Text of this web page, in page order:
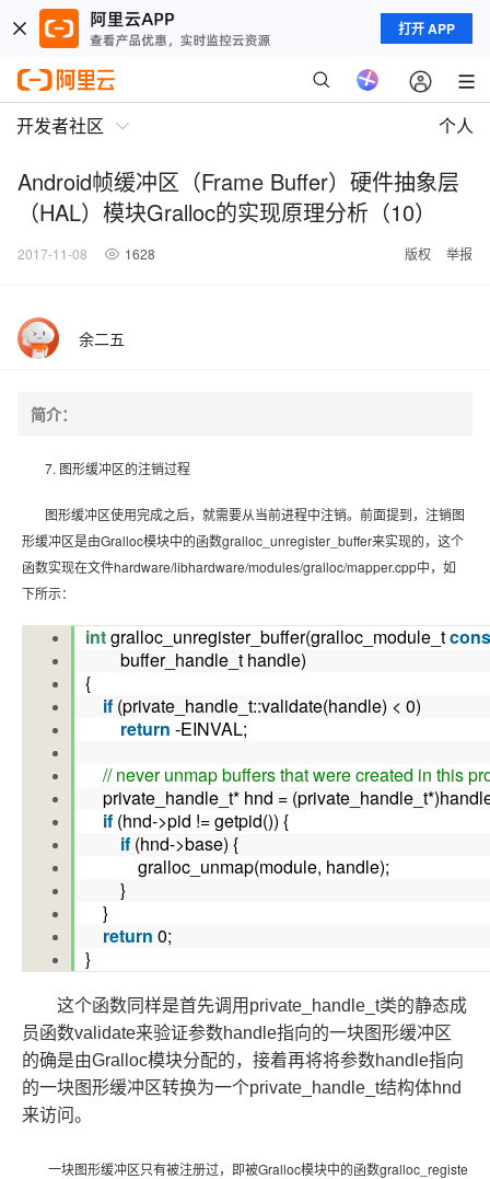
打开 APP
开发者社区 个人
Android帧缓冲区（Frame Buffer）硬件抽象层
（HAL）模块Gralloc的实现原理分析（10）
2017-11-08 1628 版权 举报
余二五
简介：
7. 图形缓冲区的注销过程
图形缓冲区使用完成之后，就需要从当前进程中注销。前面提到，注销图
形缓冲区是由Gralloc模块中的函数gralloc_unregister_buffer来实现的，这个
函数实现在文件hardware/libhardware/modules/gralloc/mapper.cpp中，如
下所示：
intgralloc_unregister_buffer(gralloc_module_t
buffer_handle_t handle)
{
if (private_handle_t::validate(handle) < 0)
return -EINVAL;
// never unmap buffers that were created in this
private_handle_t* hnd =
if (hnd->pid != getpid()) {
if (hnd->base) {
gralloc_unmap(module, handle);
}
}
return 0;
}
这个函数同样是首先调用private_handle_t类的静态成
员函数validate来验证参数handle指向的一块图形缓冲区
的确是由Gralloc模块分配的，接着再将将参数handle指向
的一块图形缓冲区转换为一个private_handle_t结构体hnd
来访问。
一块图形缓冲区只有被注册过，即被Gralloc模块中的函数gralloc_registe